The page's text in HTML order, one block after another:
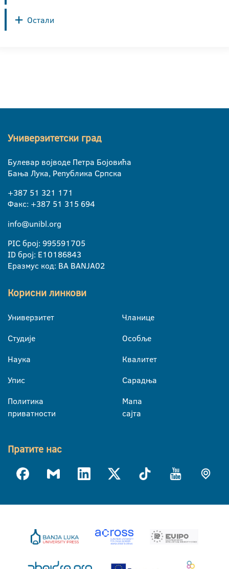
Остали
Универзитетски град
Булевар војводе Петра Бојовића
Бања Лука, Република Српска
+387 51 321 171
Факс: +387 51 315 694
info@unibl.org
PIC број: 995591705
ID број: E10186843
Еразмус код: BA BANJA02
Корисни линкови
Универзитет
Студије
Наука
Упис
Политика
приватности
Чланице
Особље
Квалитет
Сарадња
Мапа
сајта
Пратите нас